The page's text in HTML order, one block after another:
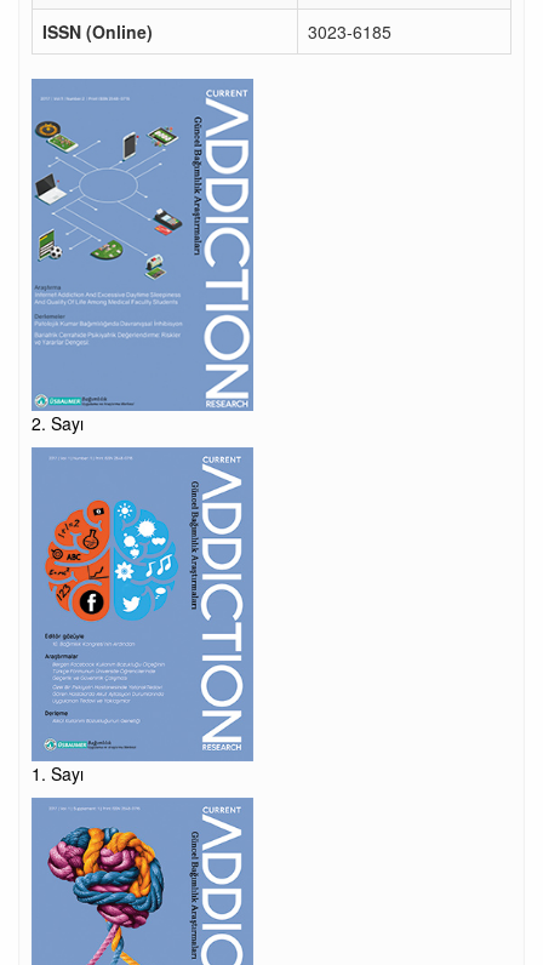
ISSN (Online)
3023-6185
2. Sayı
1. Sayı